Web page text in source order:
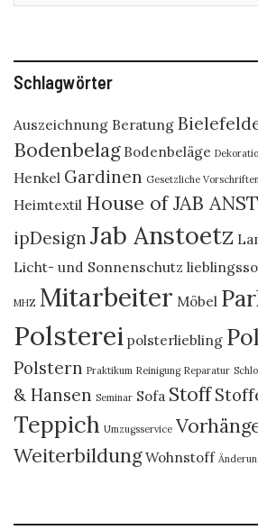
Schlagwörter
Auszeichnung Beratung
Bodenbelag Bodenbeläge
Henkel Gardinen Gesetzliche Vorschriften
Heimtextil House of JAB
ipDesign Jab Anstoetz
Licht- und Sonnenschutz
MHZ Mitarbeiter Möbel
Polsterei polsterliebling
Polstern Praktikum Reinigung Reparatur
& Hansen Seminar Sofa Stoff
Teppich Umzugsservice
Weiterbildung Wohnstoff